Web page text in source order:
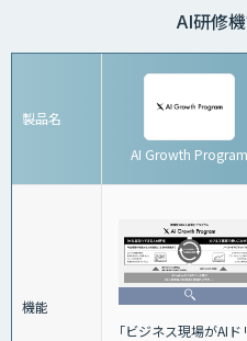
AI研修
製品名
AI Growth Program
機能
｢ビジネス現場がAIド